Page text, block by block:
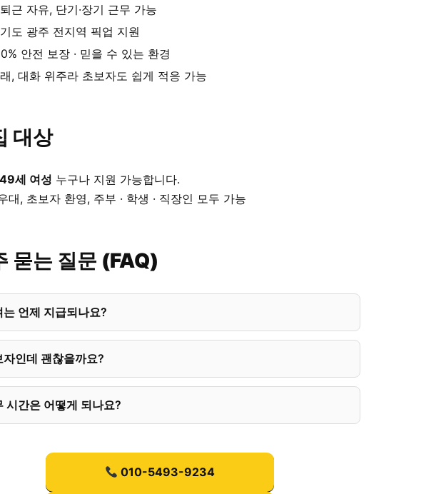
근 자유, 단기·장기 근무 가능
도 광주 전지역 픽업 지원
안전 보장 · 믿을 수 있는 환경
, 대화 위주라 초보자도 쉽게 적응 가능
대상
세 여성 누구나 지원 가능합니다.
대, 초보자 환영, 주부 · 학생 · 직장인 모두 가능
묻는 질문 (FAQ)
는 언제 지급되나요?
자인데 괜찮을까요?
시간은 어떻게 되나요?
010-5493-9234